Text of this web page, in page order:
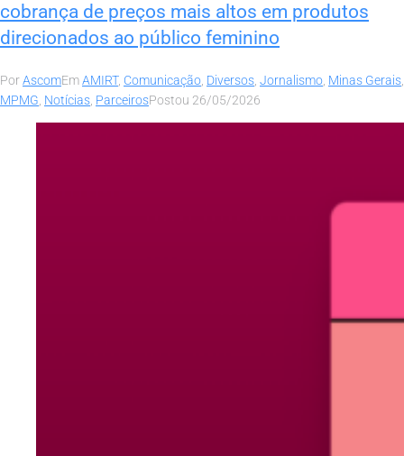
cobrança de preços mais altos em produtos
direcionados ao público feminino
PorAscomEmAMIRT, Comunicação, Diversos, Jornalismo, Minas Gerais,
MPMG, Notícias, ParceirosPostou 26/05/2026